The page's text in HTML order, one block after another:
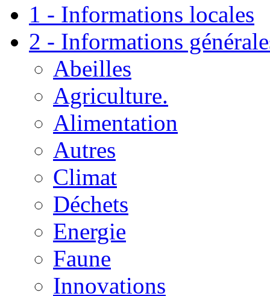
1 - Informations locales
2 - Informations
Abeilles
Agriculture.
Alimentation
Autres
Climat
Déchets
Energie
Faune
Innovations